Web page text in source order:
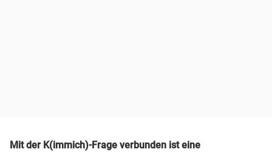
Mit der K(immich)-Frage verbunden ist eine